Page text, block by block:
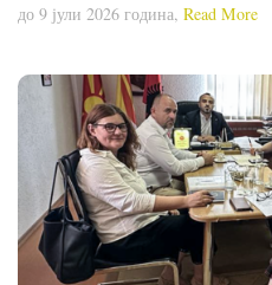
до 9 јули 2026 година, Read More